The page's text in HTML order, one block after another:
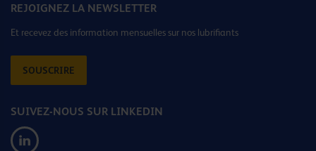
REJOIGNEZ LA NEWSLETTER
Et recevez des information mensuelles sur nos lubrifiants
SOUSCRIRE
SUIVEZ-NOUS SUR LINKEDIN